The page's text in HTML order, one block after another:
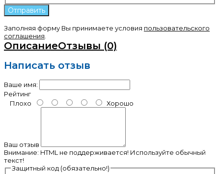
Заполняя форму Вы принимаете условия пользовательского
соглашения
ОписаниеОтзывы (0)
Написать отзыв
Ваше имя:
Рейтинг
Плохо
Хорошо
Ваш отзыв
Внимание: HTML не поддерживается! Используйте обычный
текст!
Защитный код (обязательно!)